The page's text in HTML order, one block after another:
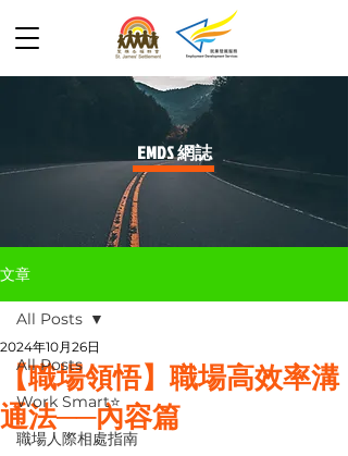
​EMDS 網誌
文章
All Posts
Work Smart⭐️
職場人際相處指南
All Posts
【職場領悟】職場高效率溝
通法──內容篇
2024年10月26日